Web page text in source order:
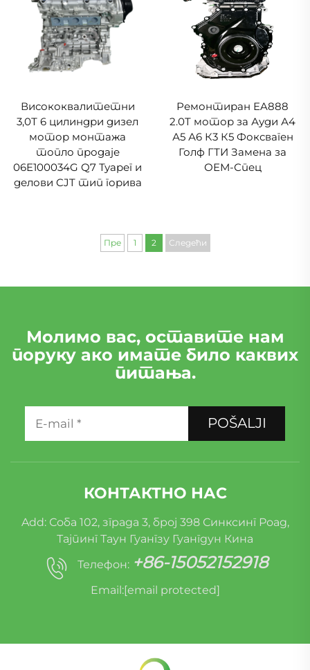
Висококвалитетни
3,0Т 6 цилиндри дизел
мотор монтажа
топло продаје
06E100034G Q7 Туарег и
делови CJT тип горива
Ремонтиран EA888
2.0T мотор за Ауди А4
А5 А6 К3 К5 Фоксваген
Голф ГТИ Замена за
ОЕМ-Спец
Пре 1 2 Следећи
Молимо вас, оставите нам
поруку ако имате било каквих
питања.
POŠALJI
КОНТАКТНО НАС
Add: Соба 102, зграда 3, број 398 Синксинг Роад,
Тајпинг Таун Гуангзу Гуангдун Кина
Телефон: +86-15052152918
Email:[email protected]